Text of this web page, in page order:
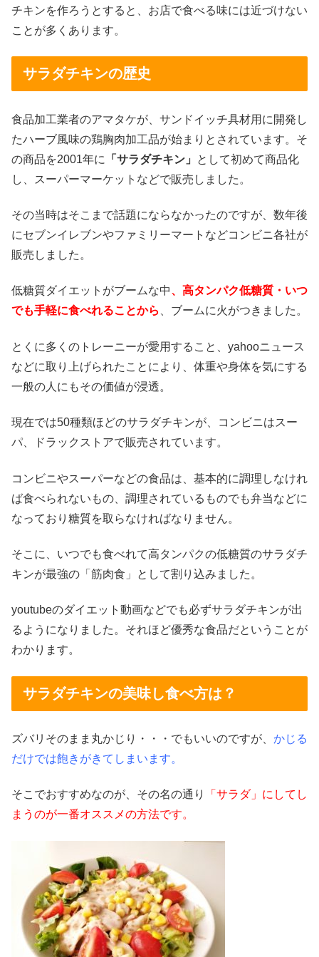
チキンを作ろうとすると、お店で食べる味には近づけない
ことが多くあります。
サラダチキンの歴史
食品加工業者のアマタケが、サンドイッチ具材用に開発し
たハーブ風味の鶏胸肉加工品が始まりとされています。そ
の商品を2001年に
「サラダチキン」
として初めて商品化
し、スーパーマーケットなどで販売しました。
その当時はそこまで話題にならなかったのですが、数年後
にセブンイレブンやファミリーマートなどコンビニ各社が
販売しました。
低糖質ダイエットがブームな中、高タンパク低糖質・いつ
でも手軽に食べれることから
、ブームに火がつきました。
とくに多くのトレーニーが愛用すること、yahooニュース
などに取り上げられたことにより、体重や身体を気にする
一般の人にもその価値が浸透。
現在では50種類ほどのサラダチキンが、コンビニはスー
パ、ドラックストアで販売されています。
コンビニやスーパーなどの食品は、基本的に調理しなけれ
ば食べられないもの、調理されているものでも弁当などに
なっており糖質を取らなければなりません。
そこに、いつでも食べれて高タンパクの低糖質のサラダチ
キンが最強の「筋肉食」として割り込みました。
youtubeのダイエット動画などでも必ずサラダチキンが出
るようになりました。それほど優秀な食品だということが
わかります。
サラダチキンの美味し食べ方は？
ズバリそのまま丸かじり・・・でもいいのですが、 かじる
だけでは飽きがきてしまいます。
そこでおすすめなのが、その名の通り
「サラダ」にしてし
まうのが一番オススメの方法です。